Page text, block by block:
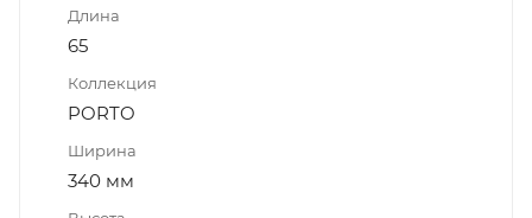
Длина
65
Коллекция
PORTO
Ширина
340 мм